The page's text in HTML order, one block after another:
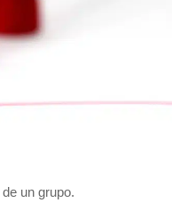
un grupo.